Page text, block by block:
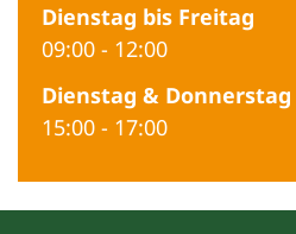
Dienstag bis Freitag
09:00 - 12:00
Dienstag & Donnerstag
15:00 - 17:00